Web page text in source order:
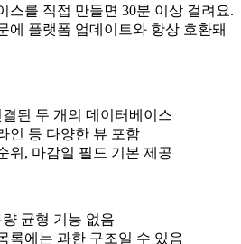
스를 직접 만들면 30분 이상 걸려요.
에 플랫폼 업데이트와 항상 호환돼
된 두 개의 데이터베이스
인 등 다양한 뷰 포함
위, 마감일 필드 기본 제공
균형 기능 없음
록에는 과한 구조일 수 있음